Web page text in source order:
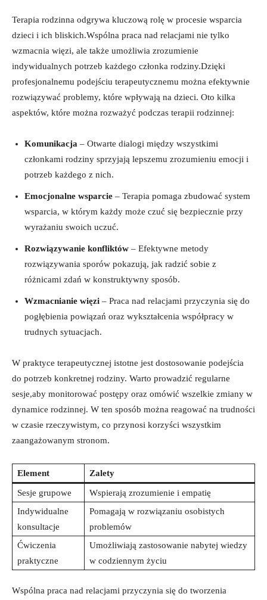
Terapia rodzinna odgrywa kluczową rolę w procesie wsparcia
dzieci i ich bliskich.Wspólna praca nad relacjami nie tylko
wzmacnia więzi, ale także umożliwia zrozumienie
indywidualnych potrzeb każdego członka rodziny.Dzięki
profesjonalnemu podejściu terapeutycznemu można efektywnie
rozwiązywać problemy, które wpływają na dzieci. Oto kilka
aspektów, które można rozważyć podczas terapii rodzinnej:
Komunikacja – Otwarte dialogi między wszystkimi
członkami rodziny sprzyjają lepszemu zrozumieniu emocji i
potrzeb każdego z nich.
Emocjonalne wsparcie – Terapia pomaga zbudować system
wsparcia, w którym każdy może czuć się bezpiecznie przy
wyrażaniu swoich uczuć.
Rozwiązywanie konfliktów – Efektywne metody
rozwiązywania sporów pokazują, jak radzić sobie z
różnicami zdań w konstruktywny sposób.
Wzmacnianie więzi – Praca nad relacjami przyczynia się do
pogłębienia powiązań oraz wykształcenia współpracy w
trudnych sytuacjach.
W praktyce terapeutycznej istotne jest dostosowanie podejścia
do potrzeb konkretnej rodziny. Warto prowadzić regularne
sesje,aby monitorować postępy oraz omówić wszelkie zmiany w
dynamice rodzinnej. W ten sposób można reagować na trudności
w czasie rzeczywistym, co przynosi korzyści wszystkim
zaangażowanym stronom.
Element Zalety
Sesje grupowe
Wspierają zrozumienie i empatię
Indywidualne
konsultacje
Pomagają w rozwiązaniu osobistych
problemów
Ćwiczenia
praktyczne
Umożliwiają zastosowanie nabytej wiedzy
w codziennym życiu
Wspólna praca nad relacjami przyczynia się do tworzenia